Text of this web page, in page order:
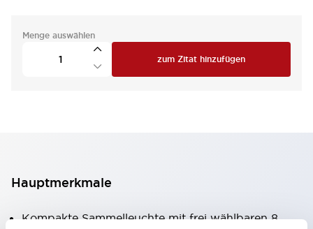
Menge auswählen
zum Zitat hinzufügen
Hauptmerkmale
Kompakte Sammelleuchte mit frei wählbaren 8